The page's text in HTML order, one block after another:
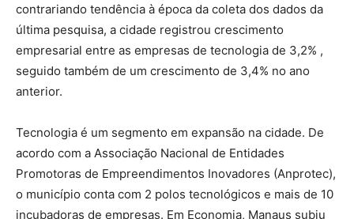
contrariando tendência à época da coleta dos dados da
última pesquisa, a cidade registrou crescimento
empresarial entre as empresas de tecnologia de 3,2% ,
seguido também de um crescimento de 3,4% no ano
anterior.
Tecnologia é um segmento em expansão na cidade. De
acordo com a Associação Nacional de Entidades
Promotoras de Empreendimentos Inovadores (Anprotec),
o município conta com 2 polos tecnológicos e mais de 10
incubadoras de empresas. Em Economia, Manaus subiu